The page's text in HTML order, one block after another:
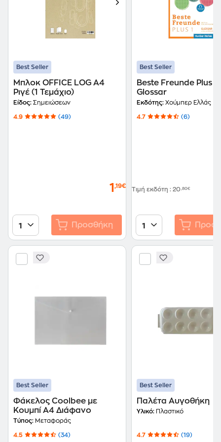
Best Seller
Μπλοκ OFFICE LOG Α4
Ριγέ (1 Τεμάχιο)
Είδος: Σημειώσεων
4.9 (49)
1 ,19€
1 Προσθήκη
Best Seller
Beste Freunde Plus 1:
Glossar
Εκδότης: Χούμπερ Ελλάς
4.7 (6)
Τιμή εκδότη : 20,80€
1
Best Seller
Φάκελος Coolbee με
Κουμπί Α4 Διάφανο
Τύπος: Μεταφοράς
4.5 (34)
Best Seller
Παλέτα Αυγοθήκη
Υλικό: Πλαστικό
4.7 (19)